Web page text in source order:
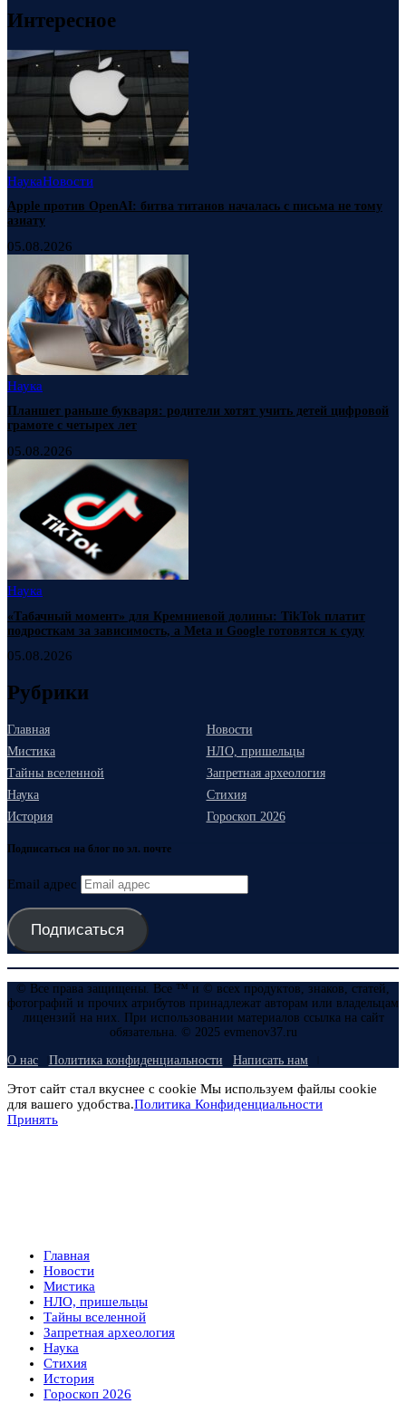
Интересное
НаукаНовости
Apple против OpenAI: битва титанов началась с письма не тому
азиату
05.08.2026
Наука
Планшет раньше букваря: родители хотят учить детей цифровой
грамоте с четырех лет
05.08.2026
Наука
«Табачный момент» для Кремниевой долины: TikTok платит
подросткам за зависимость, а Meta и Google готовятся к суду
05.08.2026
Рубрики
Главная
Новости
Мистика
НЛО, пришельцы
Тайны вселенной
Запретная археология
Наука
Стихия
История
Гороскоп 2026
Подписаться на блог по эл. почте
Email адрес
Подписаться
© Все права защищены. Все ™ и © всех продуктов, знаков, статей,
фотографий и прочих атрибутов принадлежат авторам или владельцам
лицензий на них. При использовании материалов ссылка на сайт
обязательна. © 2025 evmenov37.ru
О нас Политика конфиденциальности Написать нам
Этот сайт стал вкуснее с cookie Мы используем файлы cookie
для вашего удобства.Политика Конфиденциальности
Принять
Главная
Новости
Мистика
НЛО, пришельцы
Тайны вселенной
Запретная археология
Наука
Стихия
История
Гороскоп 2026